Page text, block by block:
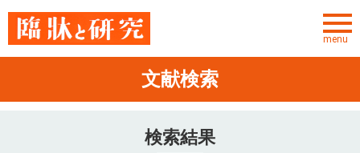
menu
文献検索
検索結果